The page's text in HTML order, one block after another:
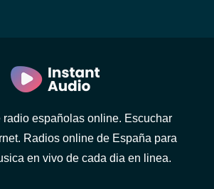
radio españolas online. Escuchar
Radios online de España para
en vivo de cada dia en linea.